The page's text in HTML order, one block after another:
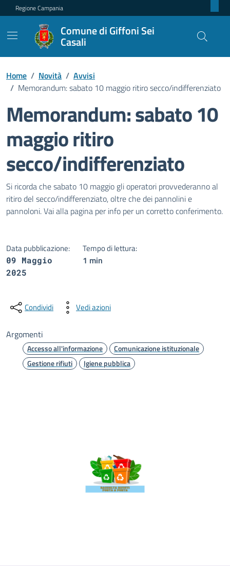
Regione Campania
Comune di Giffoni Sei
Casali
Home / Novità / Avvisi
/ Memorandum: sabato 10 maggio ritiro secco/indifferenziato
Memorandum: sabato 10
maggio ritiro
secco/indifferenziato
Dettagli della notizia
Si ricorda che sabato 10 maggio gli operatori provvederanno al
ritiro del secco/indifferenziato, oltre che dei pannolini e
pannoloni. Vai alla pagina per info per un corretto conferimento.
Data pubblicazione:
09 Maggio
2025
Tempo di lettura:
1 min
Condividi Vedi azioni
Argomenti
Accesso all'informazione
Comunicazione istituzionale
Gestione rifiuti
Igiene pubblica